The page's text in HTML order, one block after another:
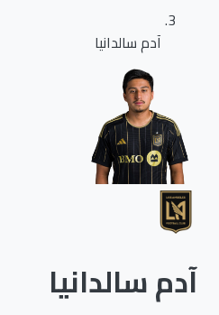
آدم سالدانيا
آدم سالدانيا